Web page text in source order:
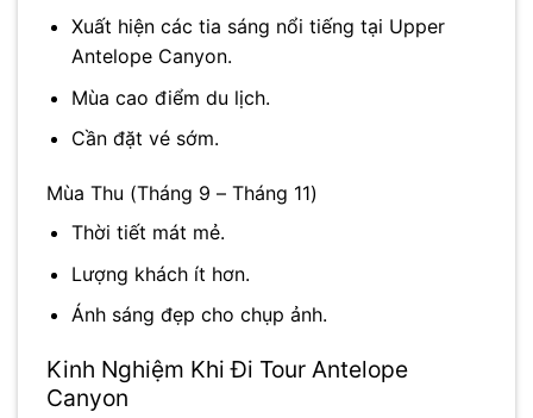
Xuất hiện các tia sáng nổi tiếng tại Upper
Antelope Canyon.
Mùa cao điểm du lịch.
Cần đặt vé sớm.
Mùa Thu (Tháng 9 – Tháng 11)
Thời tiết mát mẻ.
Lượng khách ít hơn.
Ánh sáng đẹp cho chụp ảnh.
Kinh Nghiệm Khi Đi Tour Antelope
Canyon